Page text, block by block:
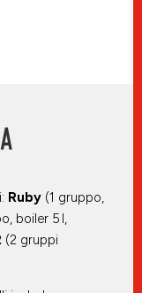
Ruby (1 gruppo,
boiler 5 l,
(2 gruppi